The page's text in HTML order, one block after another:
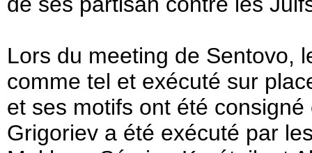
Lors du meeting de Sentovo,
comme tel et exécuté sur
et ses motifs ont été
Grigoriev a été exécuté par